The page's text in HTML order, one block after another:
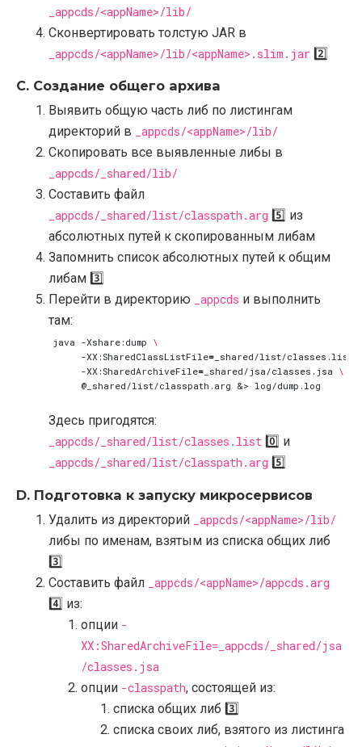
_appcds/<appName>/lib/
Сконвертировать толстую JAR в
_appcds/<appName>/lib/<appName>.slim.jar 2️⃣
C. Создание общего архива
Выявить общую часть либ по листингам
директорий в
_appcds/<appName>/lib/
Скопировать все выявленные либы в
_appcds/_shared/lib/
Составить файл
_appcds/_shared/list/classpath.arg 5️⃣ из
абсолютных путей к скопированным либам
Запомнить список абсолютных путей к общим
либам 3️⃣
Перейти в директорию
_appcds и выполнить
там:
java -Xshare:dump
     -XX:SharedClassListFile
= _shared/list/classes.list
     -XX:SharedArchiveFile
= _shared/jsa/classes.jsa
     @_shared/list/classpath.arg
&
Здесь пригодятся:
_appcds/_shared/list/classes.list 0️⃣ и
_appcds/_shared/list/classpath.arg 5️⃣
D. Подготовка к запуску микросервисов
Удалить из директорий
_appcds/<appName>/lib/
либы по именам, взятым из списка общих либ
3️⃣
Составить файл
_appcds/<appName>/appcds.arg
4️⃣ из:
опции -
XX:SharedArchiveFile=_appcds/_shared/jsa
/classes.jsa
опции -classpath, состоящей из:
списка общих либ 3️⃣
списка своих либ, взятого из листинга